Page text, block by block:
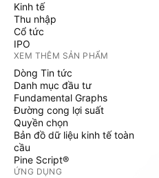
Kinh tế
Thu nhập
Cổ tức
IPO
XEM THÊM SẢN PHẨM
Dòng Tin tức
Danh mục đầu tư
Fundamental Graphs
Đường cong lợi suất
Quyền chọn
Bản đồ dữ liệu kinh tế toàn
cầu
Pine Script®
ỨNG DỤNG